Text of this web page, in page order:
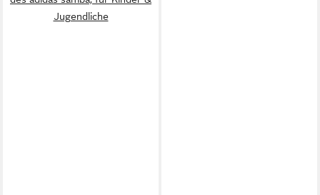
Jugendliche